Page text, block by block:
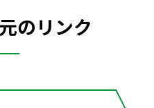
のリンク